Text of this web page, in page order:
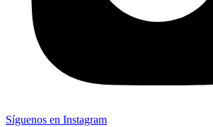
Síguenos en Instagram